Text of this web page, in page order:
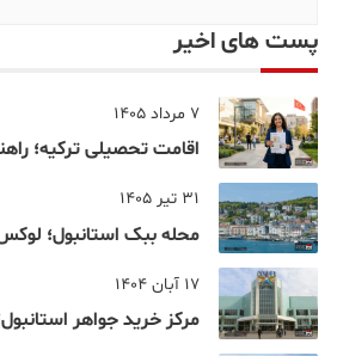
پست های اخیر
7 مرداد 1405
اقامت تحصیلی ترکیه؛
31 تیر 1405
محله ببک استانبول؛
17 آبان 1404
مرکز خرید جواهر